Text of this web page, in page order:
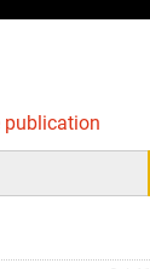
publication